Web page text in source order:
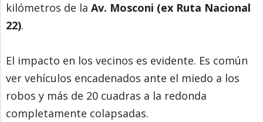
kilómetros de la Av. Mosconi (ex Ruta Nacional
22).
El impacto en los vecinos es evidente. Es común
ver vehículos encadenados ante el miedo a los
robos y más de 20 cuadras a la redonda
completamente colapsadas.